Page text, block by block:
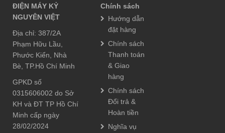
ĐIỆN MÁY KỶ
NGUYÊN VIỆT
Địa chỉ: 387/2A
Phạm Hữu Lầu,
Phước Kiển, Nhà
Bè, TP.Hồ Chí Minh
GPKD số
0315606002 do Sở
KH và ĐT TP Hồ Chí
Minh cấp ngày
28/02/2024
Chính sách
Hướng dẫn
đặt hàng
Chính sách
Thanh toán
& Giao
hàng
Chính sách
Đổi trả &
Hoàn tiền
Nghĩa vụ